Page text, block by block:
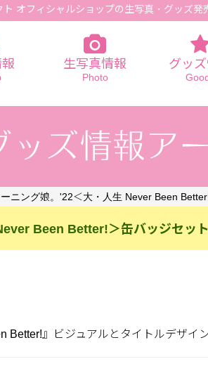
オフィシャルショップの生写真 ・グッズ
生写真情報
Photo
グッ
ニング娘。'22＜大・人生 Never Been
Been Better!＞缶バッジセット
』ビジュアルとタイトルデザイ